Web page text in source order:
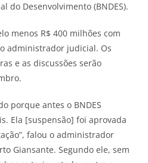
do Desenvolvimento (BNDES).
menos R$ 400 milhões com
administrador judicial. Os
e as discussões serão
porque antes o BNDES
Ela [suspensão] foi aprovada
falou o administrador
Giansante. Segundo ele, sem